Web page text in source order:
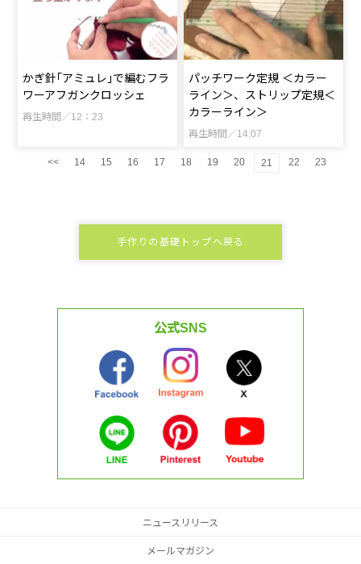
かぎ針｢アミュレ｣で編むフラ
ワーアフガンクロッシェ
再生時間／12：23
パッチワーク定規 ＜カラー
ライン＞、ストリップ定規＜
カラーライン＞
再生時間／14:07
<< 14 15 16 17 18 19 20 21 22 23
手作りの基礎トップへ戻る
公式SNS
ニュースリリース
メールマガジン